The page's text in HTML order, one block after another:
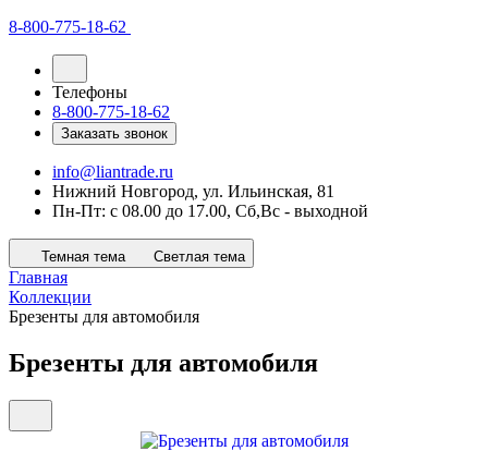
8-800-775-18-62
Телефоны
8-800-775-18-62
Заказать звонок
info@liantrade.ru
Нижний Новгород, ул. Ильинская, 81
Пн-Пт: c 08.00 до 17.00, Cб,Вс - выходной
Темная тема Светлая тема
Главная
Коллекции
Брезенты для автомобиля
Брезенты для автомобиля